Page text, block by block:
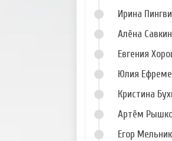
Фото Розы
Василишиной
Ирина
Алёна
Евгения
Юлия
Кристина
Артём
Егор